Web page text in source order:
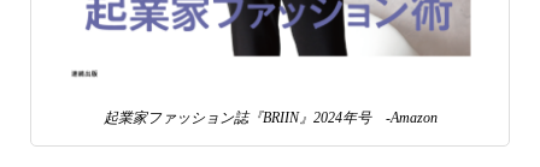
起業家ファッション誌『BRIIN』2024年号 -Amazon